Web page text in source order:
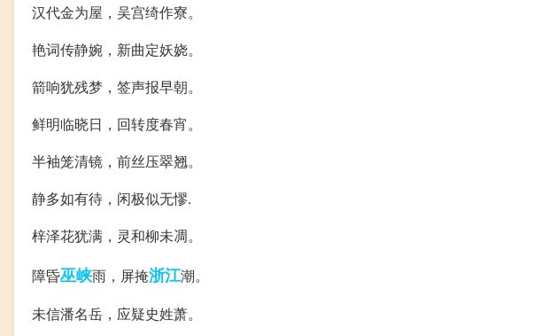
汉代金为屋，吴宫绮作寮。
艳词传静婉，新曲定妖娆。
箭响犹残梦，签声报早朝。
鲜明临晓日，回转度春宵。
半袖笼清镜，前丝压翠翘。
静多如有待，闲极似无憀.
梓泽花犹满，灵和柳未凋。
障昏巫峡雨，屏掩浙江潮。
未信潘名岳，应疑史姓萧。